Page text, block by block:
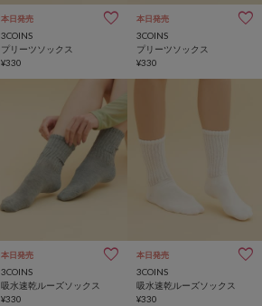
本日発売
3COINS
プリーツソックス
¥330
本日発売
3COINS
プリーツソックス
¥330
本日発売
3COINS
吸水速乾ルーズソックス
¥330
本日発売
3COINS
吸水速乾ルーズソックス
¥330